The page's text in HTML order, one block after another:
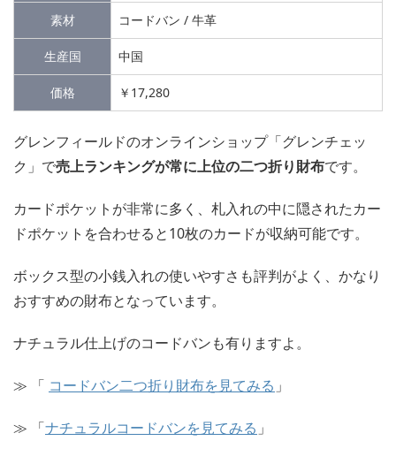
素材 コードバン / 牛革
生産国 中国
価格 ￥17,280
グレンフィールドのオンラインショップ「グレンチェッ
ク」で売上ランキングが常に上位の二つ折り財布です。
カードポケットが非常に多く、札入れの中に隠されたカー
ドポケットを合わせると10枚のカードが収納可能です。
ボックス型の小銭入れの使いやすさも評判がよく、かなり
おすすめの財布となっています。
ナチュラル仕上げのコードバンも有りますよ。
≫ 「 コードバン二つ折り財布を見てみる 」
≫ 「ナチュラルコードバンを見てみる 」